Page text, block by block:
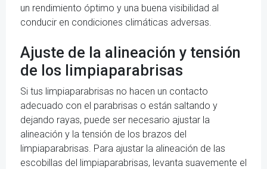
un rendimiento óptimo y una buena visibilidad al
conducir en condiciones climáticas adversas.
Ajuste de la alineación y tensión
de los limpiaparabrisas
Si tus limpiaparabrisas no hacen un contacto
adecuado con el parabrisas o están saltando y
dejando rayas, puede ser necesario ajustar la
alineación y la tensión de los brazos del
limpiaparabrisas. Para ajustar la alineación de las
escobillas del limpiaparabrisas, levanta suavemente el